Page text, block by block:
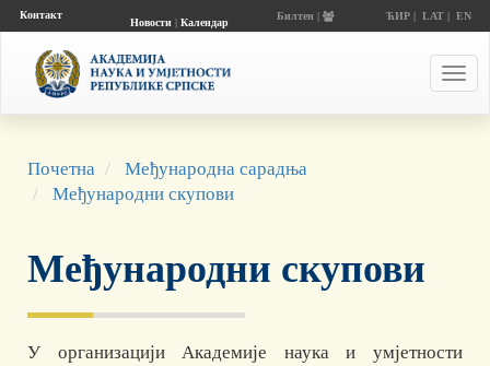
Контакт
Новости| Календар
Билтен | ЋИР| LAT| EN
Почетна
Међународна сарадња
Међународни скупови
Међународни скупови
У организацији Академије наука и умјетности